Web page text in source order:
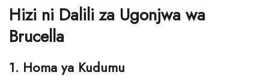
Hizi ni Dalili za Ugonjwa wa
Brucella
1. Homa ya Kudumu